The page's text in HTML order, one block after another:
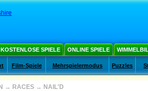
KOSTENLOSE SPIELE ONLINE SPIELE
Film-Spiele Mehrspielermodus Puzzles
→ RACES → NAIL'D